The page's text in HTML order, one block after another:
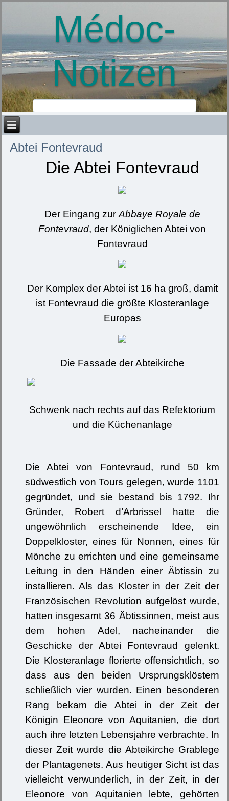
Médoc-
Notizen
Abtei Fontevraud
Die Abtei Fontevraud
Der Eingang zur Abbaye Royale de
Fontevraud, der Königlichen Abtei von
Fontevraud
Der Komplex der Abtei ist 16 ha groß, damit
ist Fontevraud die größte Klosteranlage
Europas
Die Fassade der Abteikirche
Schwenk nach rechts auf das Refektorium
und die Küchenanlage
Die Abtei von Fontevraud, rund 50 km
südwestlich von Tours gelegen, wurde 1101
gegründet, und sie bestand bis 1792. Ihr
Gründer, Robert d’Arbrissel hatte die
ungewöhnlich erscheinende Idee, ein
Doppelkloster, eines für Nonnen, eines für
Mönche zu errichten und eine gemeinsame
Leitung in den Händen einer Äbtissin zu
installieren. Als das Kloster in der Zeit der
Französischen Revolution aufgelöst wurde,
hatten insgesamt 36 Äbtissinnen, meist aus
dem hohen Adel, nacheinander die
Geschicke der Abtei Fontevraud gelenkt.
Die Klosteranlage florierte offensichtlich, so
dass aus den beiden Ursprungsklöstern
schließlich vier wurden. Einen besonderen
Rang bekam die Abtei in der Zeit der
Königin Eleonore von Aquitanien, die dort
auch ihre letzten Lebensjahre verbrachte. In
dieser Zeit wurde die Abteikirche Grablege
der Plantagenets. Aus heutiger Sicht ist das
vielleicht verwunderlich, in der Zeit, in der
Eleonore von Aquitanien lebte, gehörten